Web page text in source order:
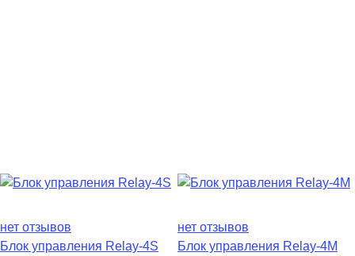
нет отзывов
Блок управления Relay-4S
нет отзывов
Блок управления Relay-4M